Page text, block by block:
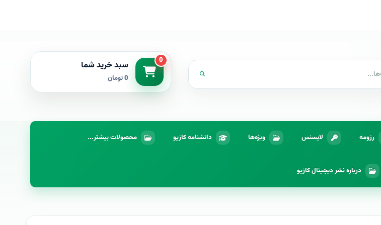
0 سبد خرید شما
0 تومان
رزومه لایسنس ویژه‌ها دانشنامه کازیو محصولات بیشتر...
درباره نشر دیجیتال کازیو